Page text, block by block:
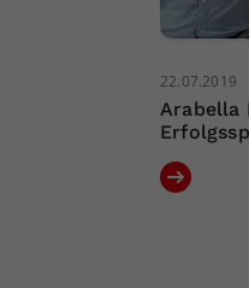
22.07.2019
Arabella